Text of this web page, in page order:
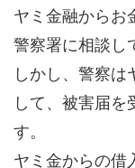
ヤミ金融からお
警察署に相談し
しかし、警察は
して、被害届
す。
ヤミ金からの借